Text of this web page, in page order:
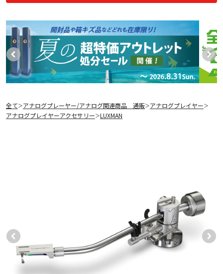
全て＞アナログプレーヤー/アナログ関連商品 通販＞アナログプレイヤー＞
アナログプレイヤーアクセサリー＞LUXMAN